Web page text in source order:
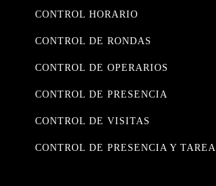
CONTROL HORARIO
CONTROL DE RONDAS
CONTROL DE OPERARIOS
CONTROL DE PRESENCIA
CONTROL DE VISITAS
CONTROL DE PRESENCIA Y